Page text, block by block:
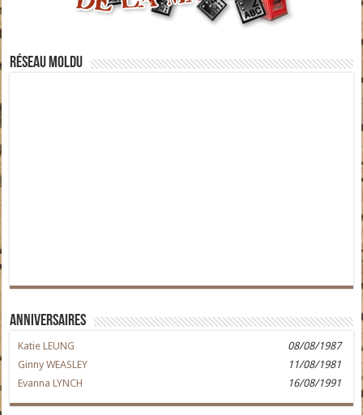
Réseau moldu
Anniversaires
Katie LEUNG
08/08/1987
Ginny WEASLEY
11/08/1981
Evanna LYNCH
16/08/1991